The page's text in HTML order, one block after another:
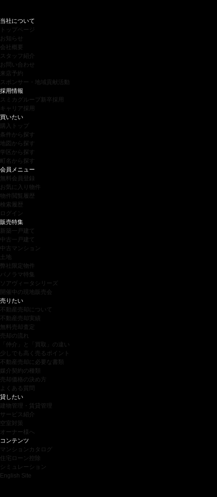
当社について
トップページ
お知らせ
会社概要
スタッフ紹介
お問い合わせ
来店予約
スポンサー・地域貢献活動
採用情報
スミカグループ新卒採用
キャリア採用
買いたい
購入トップ
条件から探す
地図から探す
学区から探す
町名から探す
会員メニュー
無料会員登録
お気に入り物件
物件閲覧履歴
検索履歴
ログイン
販売特集
新築一戸建て
中古一戸建て
中古マンション
土地
弊社限定物件
パノラマ特集
ソアヴィータシリーズ
開催中の現地販売会
売りたい
不動産売却について
不動産売却実績
無料売却査定
売却の流れ
「仲介」と「買取」の違い
少しでも高く売るポイント
不動産売却に必要な書類
媒介契約の種類
売却価格の決め方
よくある質問
貸したい
建物管理・賃貸管理
サービス紹介
空室対策
オーナー様へ
コンテンツ
マンションカタログ
住宅ローン控除
シミュレーション
English Site